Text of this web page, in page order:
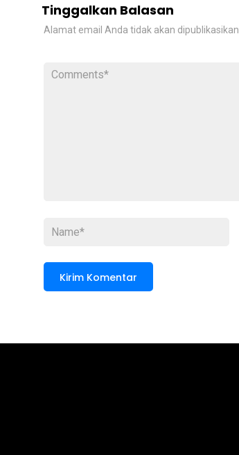
Tinggalkan Balasan
Alamat email Anda tidak akan dipublikasikan.